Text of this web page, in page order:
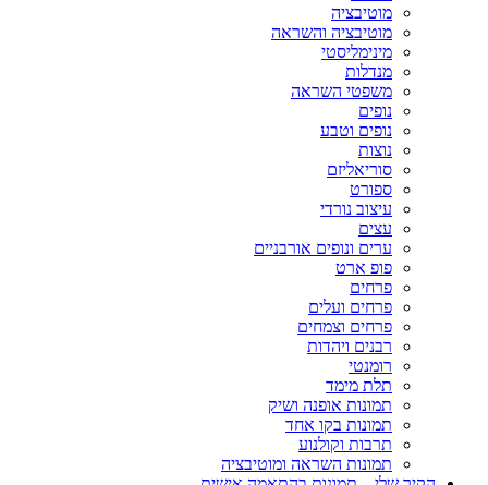
מוטיבציה
מוטיבציה והשראה
מינימליסטי
מנדלות
משפטי השראה
נופים
נופים וטבע
נוצות
סוריאליזם
ספורט
עיצוב נורדי
עצים
ערים ונופים אורבניים
פופ ארט
פרחים
פרחים ועלים
פרחים וצמחים
רבנים ויהדות
רומנטי
תלת מימד
תמונות אופנה ושיק
תמונות בקו אחד
תרבות וקולנוע
תמונות השראה ומוטיבציה